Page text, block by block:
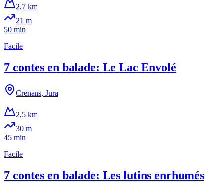
2,7 km
21 m
50 min
Facile
7 contes en balade: Le Lac Envolé
Crenans, Jura
2,5 km
30 m
45 min
Facile
7 contes en balade: Les lutins enrhumés